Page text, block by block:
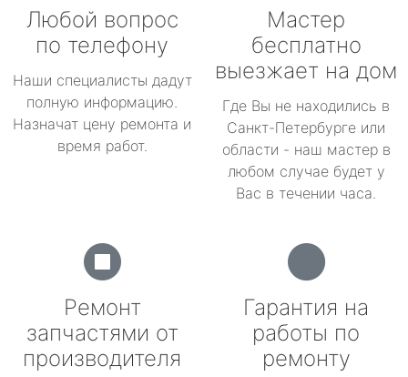
Любой вопрос
по телефону
Наши специалисты дадут
полную информацию.
Назначат цену ремонта и
время работ.
Мастер
бесплатно
выезжает на дом
Где Вы не находились в
Санкт-Петербурге или
области - наш мастер в
любом случае будет у
Вас в течении часа.
Ремонт
запчастями от
производителя
Гарантия на
работы по
ремонту